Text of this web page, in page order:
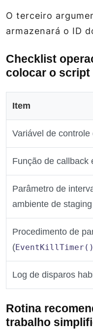
O terceiro
armazenará o ID
Checklist
colocar o script
Item
Variável de controle
Função de callback
Parâmetro de
ambiente de staging
Procedimento de
(EventKillTimer()
Log de disparos
Rotina
trabalho